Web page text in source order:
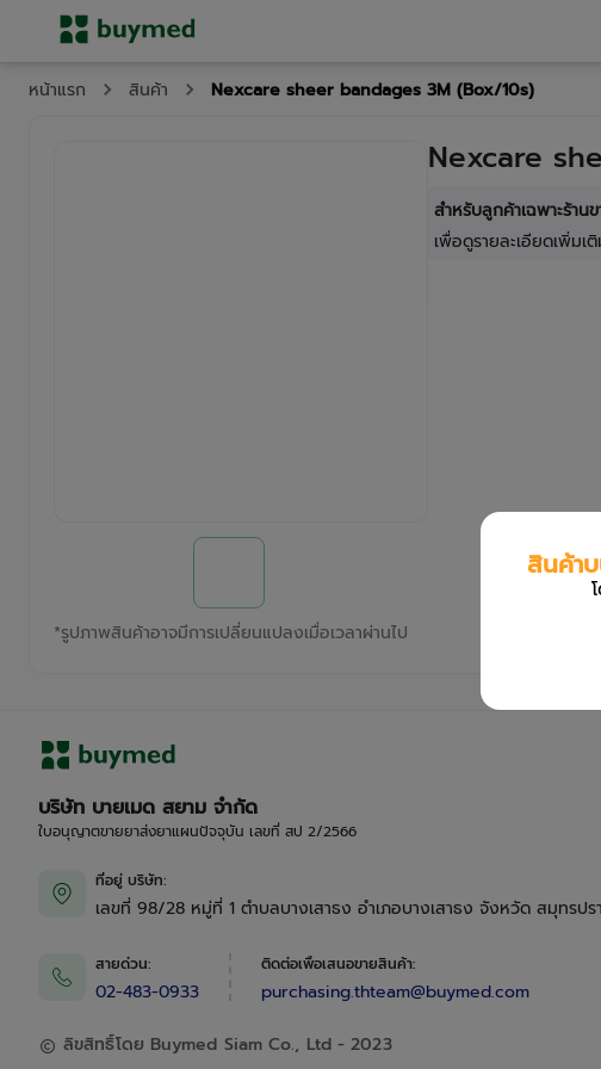
หน้าแรก สินค้า Nexcare sheer bandages 3M (Box/10s)
*รูปภาพสินค้าอาจมีการเปลี่ยนแปลงเมื่อเวลาผ่านไป
Nexcare
สำหรับลูกค้าเฉพาะร้าน
เพื่อดูรายละเอียดเพิ่มเ
บริษัท บายเมด สยาม จำกัด
ใบอนุญาตขายยาส่งยาแผนปัจจุบัน เลขที่ สป 2/2566
ที่อยู่ บริษัท:
เลขที่ 98/28 หมู่ที่ 1 ตำบลบางเสาธง อำเภอบางเสาธง จังหวัด สมุทรปร
สายด่วน:
02-483-0933
ติดต่อเพื่อเสนอขายสินค้า:
purchasing.thteam@buymed.com
ลิขสิทธิ์โดย Buymed Siam Co., Ltd - 2023
สินค้า